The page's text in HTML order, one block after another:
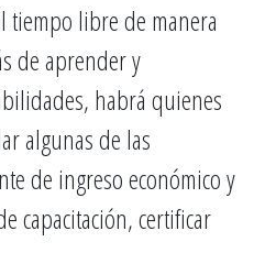
tiempo libre de manera
de aprender y
habrá quienes
algunas de las
de ingreso económico y
capacitación, certificar